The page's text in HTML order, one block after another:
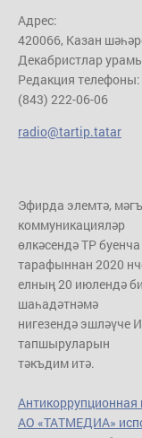
Адрес:
420066, Казан
Декабристлар
Редакция телефоны:
(843) 222-06-06
radio@tartip.tatar
Эфирда элемтә,
коммуникацияләр
өлкәсендә ТР
тарафыннан 2020
елның 20 июлендә
шаһадәтнәмә
нигезендә эшләүче
тапшыруларын
тәкъдим итә.
Антикоррупционная
АО «ТАТМЕДИА»